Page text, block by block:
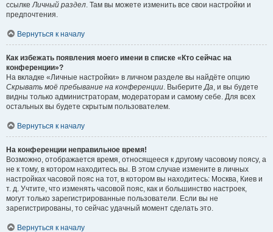
ссылкеЛичный раздел. Там вы можете изменить все свои настройки и
предпочтения.
Вернуться к началу
Как избежать появления моего имени в списке «Кто сейчас на
конференции»?
На вкладке «Личные настройки» в личном разделе вы найдёте опцию
Скрывать моё пребывание на конференции. ВыберитеДа, и вы будете
видны только администраторам, модераторам и самому себе. Для всех
остальных вы будете скрытым пользователем.
Вернуться к началу
На конференции неправильное время!
Возможно, отображается время, относящееся к другому часовому поясу, а
не к тому, в котором находитесь вы. В этом случае измените в личных
настройках часовой пояс на тот, в котором вы находитесь: Москва, Киев и
т. д. Учтите, что изменять часовой пояс, как и большинство настроек,
могут только зарегистрированные пользователи. Если вы не
зарегистрированы, то сейчас удачный момент сделать это.
Вернуться к началу